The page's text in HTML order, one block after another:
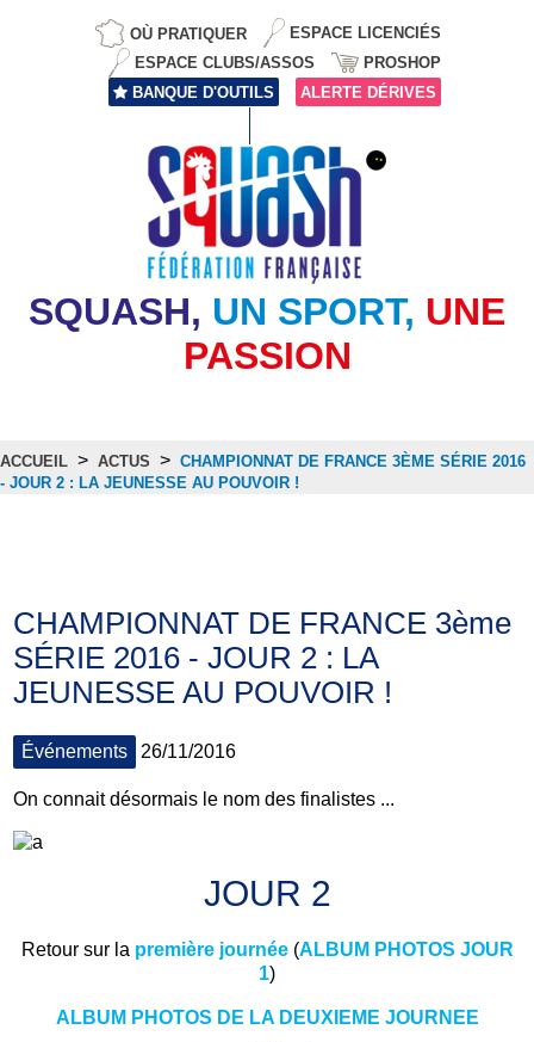
OÙ PRATIQUER
ESPACE LICENCIÉS
ESPACE CLUBS/ASSOS
PROSHOP
BANQUE D'OUTILS
ALERTE DÉRIVES
SQUASH, UN SPORT, UNE
PASSION
ACCUEIL > ACTUS > CHAMPIONNAT DE FRANCE 3ÈME SÉRIE 2016
- JOUR 2 : LA JEUNESSE AU POUVOIR !
CHAMPIONNAT DE FRANCE 3ème
SÉRIE 2016 - JOUR 2 : LA
JEUNESSE AU POUVOIR !
Événements 26/11/2016
On connait désormais le nom des finalistes ...
JOUR 2
Retour sur la première journée(ALBUM PHOTOS JOUR
1)
ALBUM PHOTOS DE LA DEUXIEME JOURNEE